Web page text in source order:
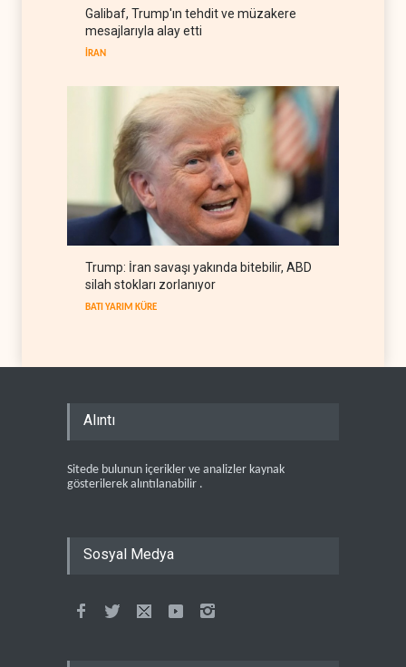
rezervlerini son 45 yılın
dibine indirdi
Galibaf, Trump'ın tehdit ve müzakere
mesajlarıyla alay etti
İRAN
Trump: İran savaşı yakında bitebilir, ABD
silah stokları zorlanıyor
BATI YARIM KÜRE
Alıntı
Sitede bulunun içerikler ve analizler kaynak
gösterilerek alıntılanabilir .
Sosyal Medya